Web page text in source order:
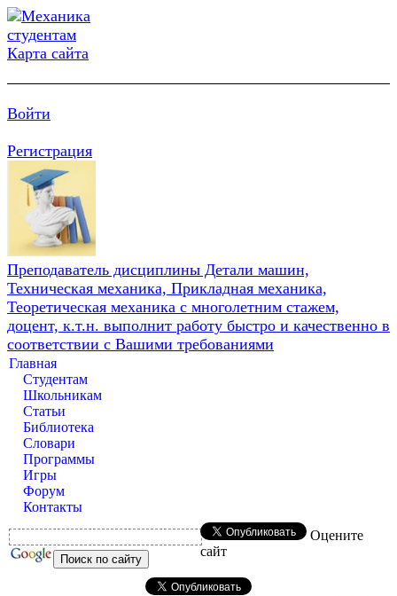
Карта сайта
Войти
Регистрация
Преподаватель дисциплины Детали машин,
Техническая механика, Прикладная механика,
Теоретическая механика с многолетним стажем,
доцент, к.т.н. выполнит работу быстро и качественно в
соответствии с Вашими требованиями
Главная
Студентам
Школьникам
Статьи
Библиотека
Словари
Программы
Игры
Форум
Контакты
Оцените
сайт